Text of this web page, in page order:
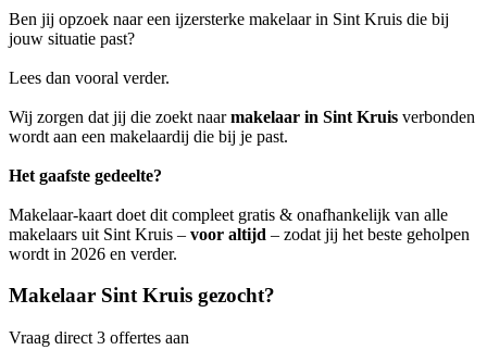
Ben jij opzoek naar een ijzersterke makelaar in Sint Kruis die bij
jouw situatie past?
Lees dan vooral verder.
Wij zorgen dat jij die zoekt naarmakelaar in Sint Kruis verbonden
wordt aan een makelaardij die bij je past.
Het gaafste gedeelte?
Makelaar-kaart doet dit compleet gratis & onafhankelijk van alle
makelaars uit Sint Kruis – voor altijd – zodat jij het beste geholpen
wordt in 2026 en verder.
Makelaar Sint Kruis gezocht?
Vraag direct 3 offertes aan